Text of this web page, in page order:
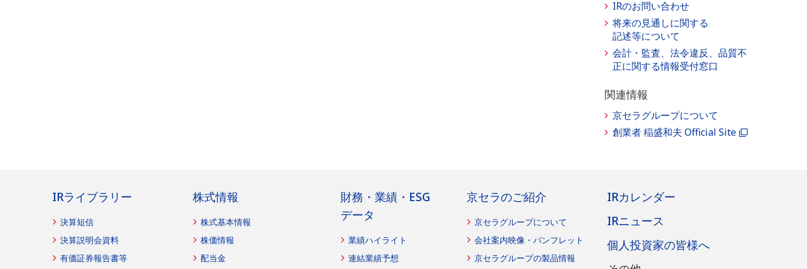
IRのお問い合わせ
将来の見通しに関する
記述等について
会計・監査、法令違反、品質不
正に関する情報受付窓口
関連情報
京セラグループについて
創業者 稲盛和夫 Official Site
IRライブラリー
決算短信
決算説明会資料
有価証券報告書等
株式情報
株式基本情報
株価情報
配当金
財務・業績・ESG
データ
業績ハイライト
連結業績予想
京セラのご紹介
京セラグループについて
会社案内映像・パンフレット
京セラグループの製品情報
IRカレンダー
IRニュース
個人投資家の皆様へ